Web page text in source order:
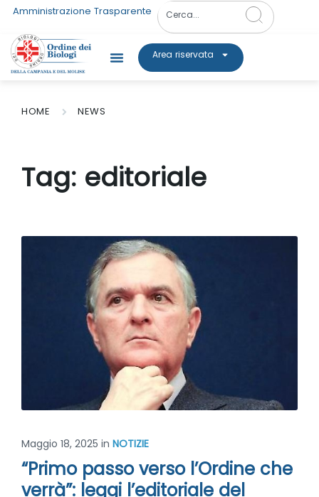
Amministrazione Trasparente
Area riservata
HOME NEWS
Tag: editoriale
Maggio 18, 2025 in NOTIZIE
“Primo passo verso l’Ordine che
verrà”: leggi l’editoriale del